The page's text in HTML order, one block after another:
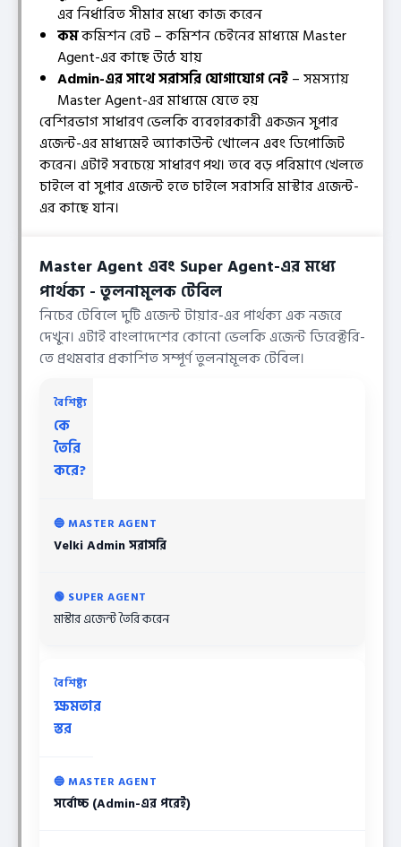
এর নির্ধারিত সীমার মধ্যে কাজ করেন
কমকমিশন রেট – কমিশন চেইনের মাধ্যমে Master
Agent-এর কাছে উঠে যায়
Admin-এর সাথে সরাসরি যোগাযোগ নেই– সমস্যায়
Master Agent-এর মাধ্যমে যেতে হয়
বেশিরভাগ সাধারণ ভেলকি ব্যবহারকারী একজন সুপার
এজেন্ট-এর মাধ্যমেই অ্যাকাউন্ট খোলেন এবং ডিপোজিট
করেন। এটাই সবচেয়ে সাধারণ পথ। তবে বড় পরিমাণে খেলতে
চাইলে বা সুপার এজেন্ট হতে চাইলে সরাসরি মাস্টার এজেন্ট-
এর কাছে যান।
Master Agent এবং Super Agent-এর মধ্যে
পার্থক্য - তুলনামূলক টেবিল
নিচের টেবিলে দুটি এজেন্ট টায়ার-এর পার্থক্য এক নজরে
দেখুন। এটাই বাংলাদেশের কোনো ভেলকি এজেন্ট ডিরেক্টরি-
তে প্রথমবার প্রকাশিত সম্পূর্ণ তুলনামূলক টেবিল।
কে
তৈরি
করে?
Velki Admin সরাসরি
মাস্টার এজেন্ট তৈরি করেন
ক্ষমতার
স্তর
সর্বোচ্চ (Admin-এর পরেই)